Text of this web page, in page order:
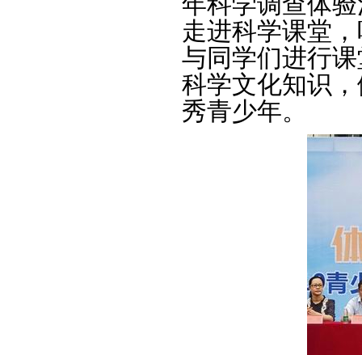
走进科学课堂
与同学们进行
科学文化知识
秀青少年。